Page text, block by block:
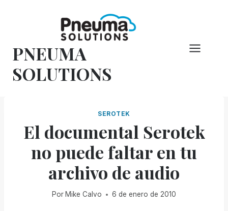
PNEUMA
SOLUTIONS
SEROTEK
El documental Serotek
no puede faltar en tu
archivo de audio
Por Mike Calvo 6 de enero de 2010